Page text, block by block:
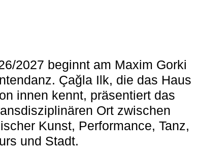
2027 beginnt am Maxim Gorki
Çağla Ilk, die das Haus
innen kennt, präsentiert das
Ort zwischen
Kunst, Performance, Tanz,
und Stadt.